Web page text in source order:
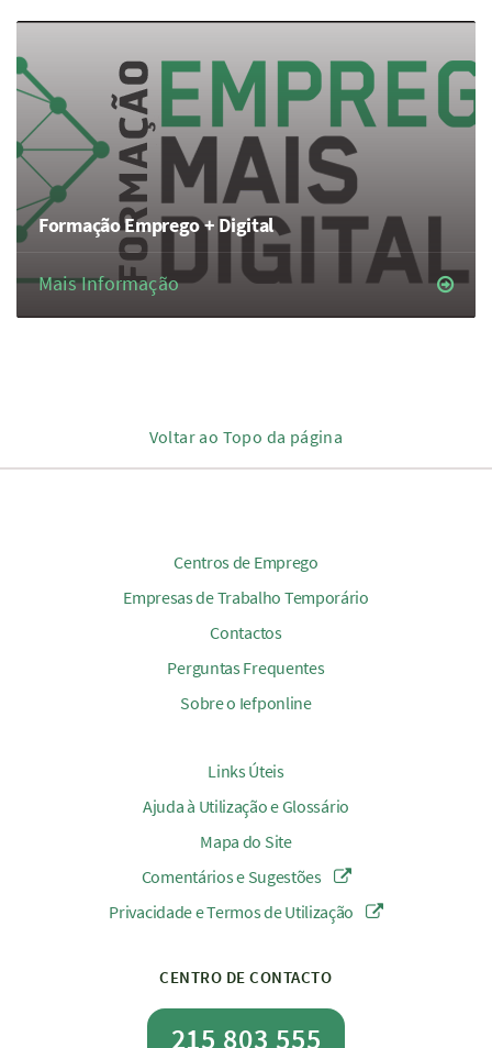
Formação Emprego + Digital
Mais Informação
Voltar ao Topo da página
Centros de Emprego
Empresas de Trabalho Temporário
Contactos
Perguntas Frequentes
Sobre o Iefponline
Links Úteis
Ajuda à Utilização e Glossário
Mapa do Site
Comentários e Sugestões
Privacidade e Termos de Utilização
CENTRO DE CONTACTO
215 803 555